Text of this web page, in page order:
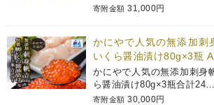
寄附金額 31,000円
かにやで人気の無添加刺
いくら醤油漬け80g×3瓶
かにやで人気の無添加刺身
ら醤油漬け80g×3瓶合計24…
寄附金額 30,000円